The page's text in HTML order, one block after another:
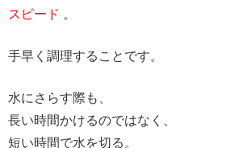
スピード 。
手早く調理することです。
水にさらす際も、
長い時間かけるのではなく、
短い時間で水を切る。